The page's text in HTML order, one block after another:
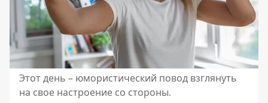
Этот день – юмористический повод взглянуть
на свое настроение со стороны.